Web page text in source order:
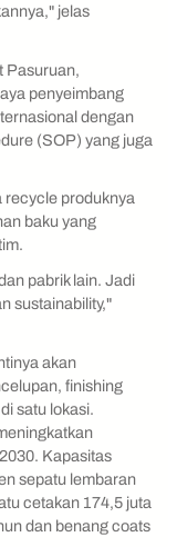
jelas
Pasuruan,
penyeimbang
dengan
(SOP) yang juga
recycle produknya
baku yang
pabrik lain. Jadi
sustainability,"
akan
finishing
satu lokasi.
Kapasitas
sepatu lembaran
cetakan 174,5 juta
dan benang coats